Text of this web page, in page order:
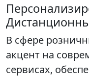
В сфере
акцент на
сервисах,